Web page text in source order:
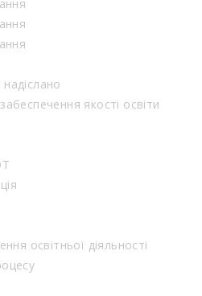
якості освіти
освітньої діяльності